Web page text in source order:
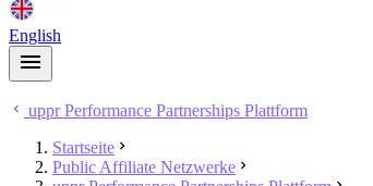
English
uppr Performance Partnerships Plattform
Startseite
Public Affiliate Netzwerke